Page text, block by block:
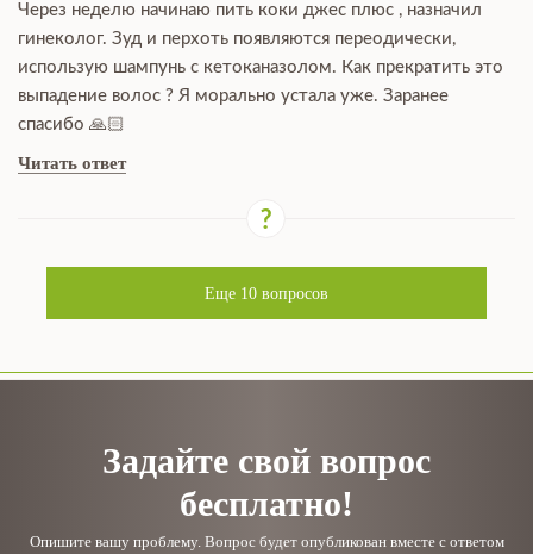
Через неделю начинаю пить коки джес плюс , назначил
гинеколог. Зуд и перхоть появляются переодически,
использую шампунь с кетоканазолом. Как прекратить это
выпадение волос ? Я морально устала уже. Заранее
спасибо 🙏🏻
Читать ответ
Еще 10 вопросов
Задайте свой вопрос
бесплатно!
Опишите вашу проблему. Вопрос будет опубликован вместе с ответом